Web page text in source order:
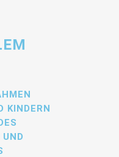
KINDERN